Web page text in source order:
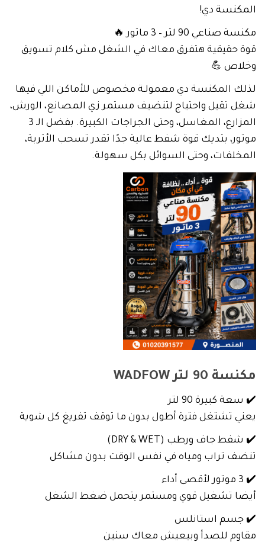
المكنسة دي!
مكنسة صناعي 90 لتر – 3 ماتور 🔥
قوة حقيقية هتفرق معاك في الشغل مش كلام تسويق
وخلاص 💪
لذلك المكنسة دي معمولـة مخصوص للأماكن اللي فيها
شغل تقيل واحتياج لتنضيف مستمر زي المصانع، الورش،
المزارع، المغاسل، وحتى الجراجات الكبيرة. بفضل الـ 3
موتور، بتديك قوة شفط عالية جدًا تقدر تسحب الأتربة،
المخلفات، وحتى السوائل بكل سهولة.
مكنسة 90 لتر WADFOW
✔️ سعة كبيرة 90 لتر
يعني تشتغل فترة أطول بدون ما توقف تفريغ كل شوية
✔️ شفط جاف ورطب (DRY & WET)
تنضف تراب ومياه في نفس الوقت بدون مشاكل
✔️ 3 موتور لأقصى أداء
أيضا تشغيل قوي ومستمر يتحمل ضغط الشغل
✔️ جسم استانلس
مقاوم للصدأ وبيعيش معاك سنين